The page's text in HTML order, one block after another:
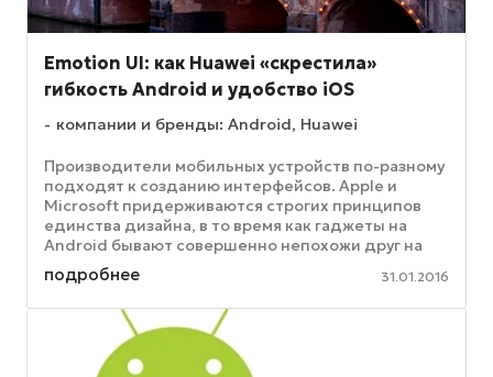
Emotion UI: как Huawei «скрестила»
гибкость Android и удобство iOS
компании и бренды: Android, Huawei
Производители мобильных устройств по-разному
подходят к созданию интерфейсов. Apple и
Microsoft придерживаются строгих принципов
единства дизайна, в то время как гаджеты на
Android бывают совершенно непохожи друг на
друга. Речь не о внешнем виде ...
подробнее 31.01.2016